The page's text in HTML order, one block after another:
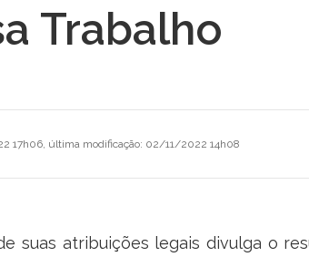
Trabalho
17h06, última modificação: 02/11/2022 14h08
suas atribuições legais divulga o